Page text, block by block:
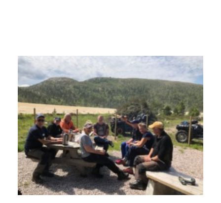
Nyhetsbrev
Opplevelser
Hytter
Overnatting
Søk